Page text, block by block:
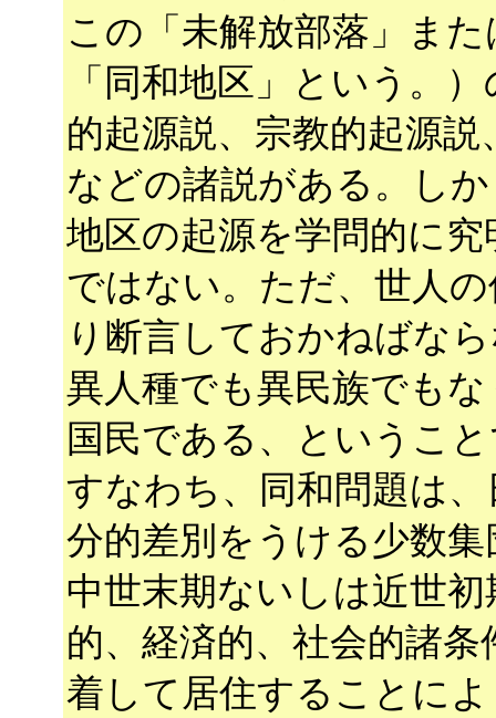
この「未解放部落」ま
「同和地区」という。
的起源説、宗教的起源
などの諸説がある。し
地区の起源を学問的に
ではない。ただ、世人
り断言しておかねばな
異人種でも異民族でも
国民である、というこ
すなわち、同和問題は
分的差別をうける少数
中世末期ないしは近世
的、経済的、社会的諸
着して居住することに